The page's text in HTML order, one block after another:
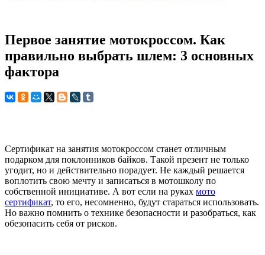
Первое занятие мотокроссом. Как
правильно выбрать шлем: 3 основных
фактора
Сертификат на занятия мотокроссом станет отличным
подарком для поклонников байков. Такой презент не только
угодит, но и действительно порадует. Не каждый решается
воплотить свою мечту и записаться в мотошколу по
собственной инициативе. А вот если на руках мото
сертификат, то его, несомненно, будут стараться использовать.
Но важно помнить о технике безопасности и разобраться, как
обезопасить себя от рисков.